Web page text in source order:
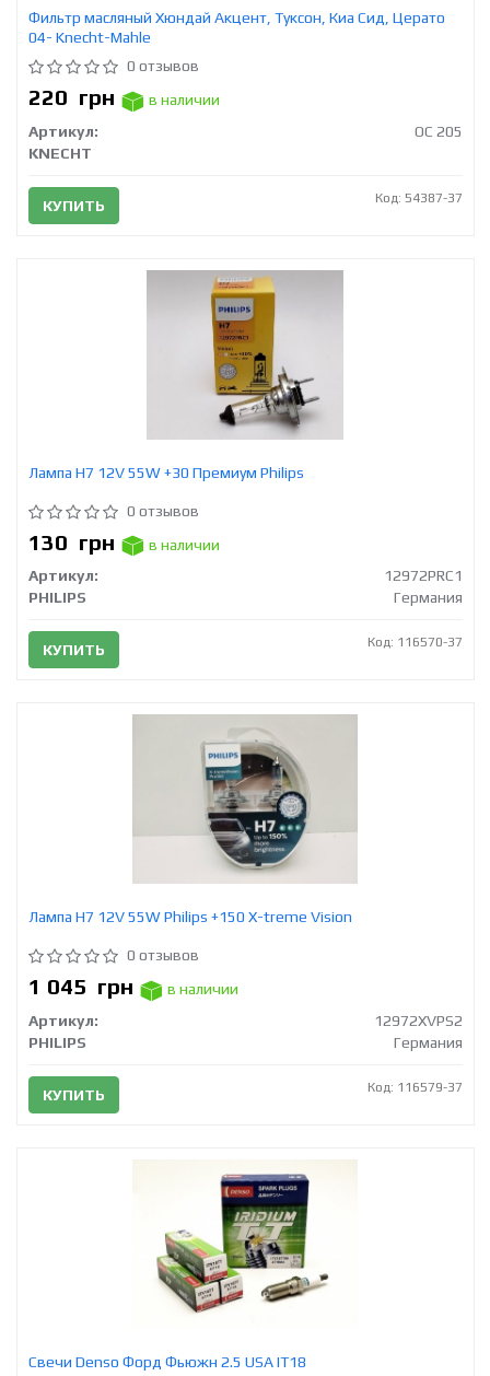
Фильтр масляный Хюндай Акцент, Туксон, Киа Сид, Церато
04- Knecht-Mahle
0 отзывов
220 грн
в наличии
Артикул:
OC 205
KNECHT
КУПИТЬ Код: 54387-37
Лампа H7 12V 55W +30 Премиум Philips
0 отзывов
130 грн
в наличии
Артикул:
12972PRC1
PHILIPS
Германия
КУПИТЬ Код: 116570-37
Лампа Н7 12V 55W Philips +150 X-treme Vision
0 отзывов
1 045 грн
в наличии
Артикул:
12972XVPS2
PHILIPS
Германия
КУПИТЬ Код: 116579-37
Свечи Denso Форд Фьюжн 2.5 USA IT18